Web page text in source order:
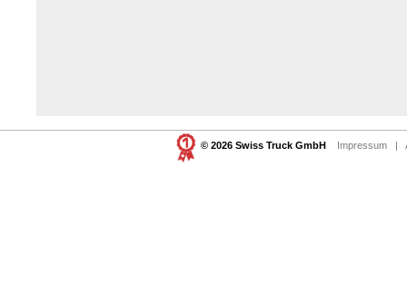
© 2026 Swiss Truck GmbH Impressum |